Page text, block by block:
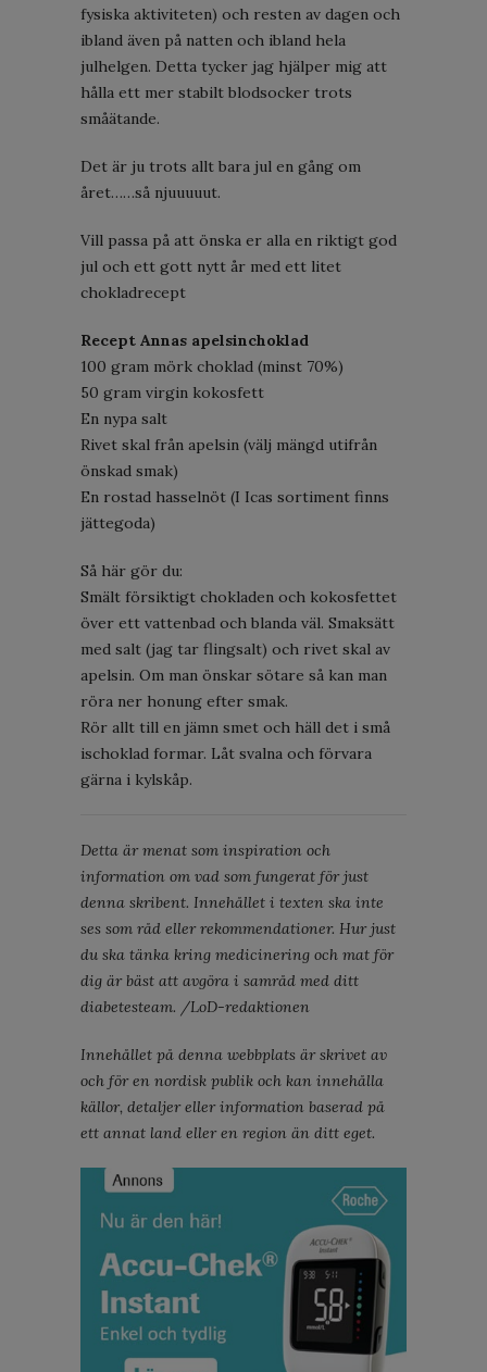
fysiska aktiviteten) och resten av dagen och
ibland även på natten och ibland hela
julhelgen. Detta tycker jag hjälper mig att
hålla ett mer stabilt blodsocker trots
småätande.
Det är ju trots allt bara jul en gång om
året……så njuuuuut.
Vill passa på att önska er alla en riktigt god
jul och ett gott nytt år med ett litet
chokladrecept
Recept Annas apelsinchoklad
100 gram mörk choklad (minst 70%)
50 gram virgin kokosfett
En nypa salt
Rivet skal från apelsin (välj mängd utifrån
önskad smak)
En rostad hasselnöt (I Icas sortiment finns
jättegoda)
Så här gör du:
Smält försiktigt chokladen och kokosfettet
över ett vattenbad och blanda väl. Smaksätt
med salt (jag tar flingsalt) och rivet skal av
apelsin. Om man önskar sötare så kan man
röra ner honung efter smak.
Rör allt till en jämn smet och häll det i små
ischoklad formar. Låt svalna och förvara
gärna i kylskåp.
Detta är menat som inspiration och
information om vad som fungerat för just
denna skribent. Innehållet i texten ska inte
ses som råd eller rekommendationer. Hur just
du ska tänka kring medicinering och mat för
dig är bäst att avgöra i samråd med ditt
diabetesteam. /LoD-redaktionen
Innehållet på denna webbplats är skrivet av
och för en nordisk publik och kan innehålla
källor, detaljer eller information baserad på
ett annat land eller en region än ditt eget.